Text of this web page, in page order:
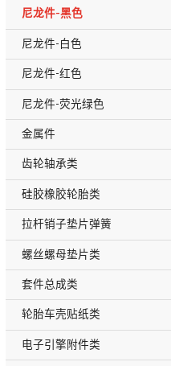
尼龙件-黑色
尼龙件-白色
尼龙件-红色
尼龙件-荧光绿色
金属件
齿轮轴承类
硅胶橡胶轮胎类
拉杆销子垫片弹簧
螺丝螺母垫片类
套件总成类
轮胎车壳贴纸类
电子引擎附件类